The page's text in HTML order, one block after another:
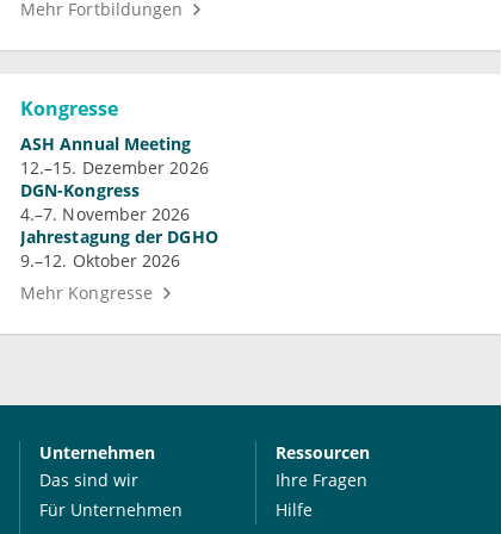
Mehr Fortbildungen
Kongresse
ASH Annual Meeting
12.–15. Dezember 2026
DGN-Kongress
4.–7. November 2026
Jahrestagung der DGHO
9.–12. Oktober 2026
Mehr Kongresse
Unternehmen
Das sind wir
Für Unternehmen
Ressourcen
Ihre Fragen
Hilfe